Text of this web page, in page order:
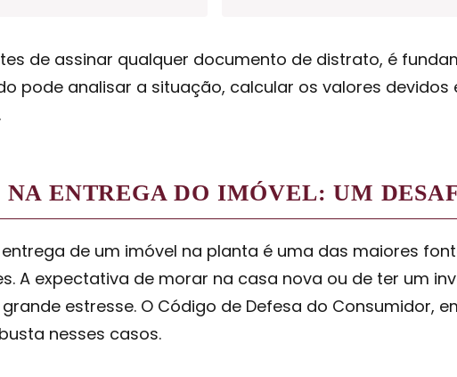
de assinar qualquer documento de distrato, é
pode analisar a situação, calcular os valores
NA ENTREGA DO IMÓVEL: UM
de um imóvel na planta é uma das maiores
A expectativa de morar na casa nova ou de ter um
estresse. O Código de Defesa do Consumidor,
nesses casos.